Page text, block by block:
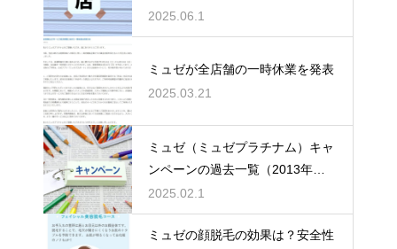
2025.06.1
ミュゼが全店舗の一時休業を発表
2025.03.21
ミュゼ（ミュゼプラチナム）キャ
ンペーンの過去一覧（2013年～2
025年全掲載）
2025.02.1
ミュゼの顔脱毛の効果は？安全性